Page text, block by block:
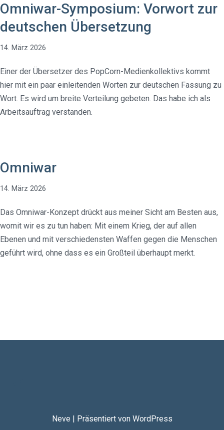
Omniwar-Symposium: Vorwort zur
deutschen Übersetzung
14. März 2026
Einer der Übersetzer des PopCorn-Medienkollektivs kommt
hier mit ein paar einleitenden Worten zur deutschen Fassung zu
Wort. Es wird um breite Verteilung gebeten. Das habe ich als
Arbeitsauftrag verstanden.
Omniwar
14. März 2026
Das Omniwar-Konzept drückt aus meiner Sicht am Besten aus,
womit wir es zu tun haben: Mit einem Krieg, der auf allen
Ebenen und mit verschiedensten Waffen gegen die Menschen
geführt wird, ohne dass es ein Großteil überhaupt merkt.
Neve | Präsentiert von WordPress